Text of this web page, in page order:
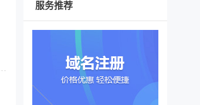
服务推荐